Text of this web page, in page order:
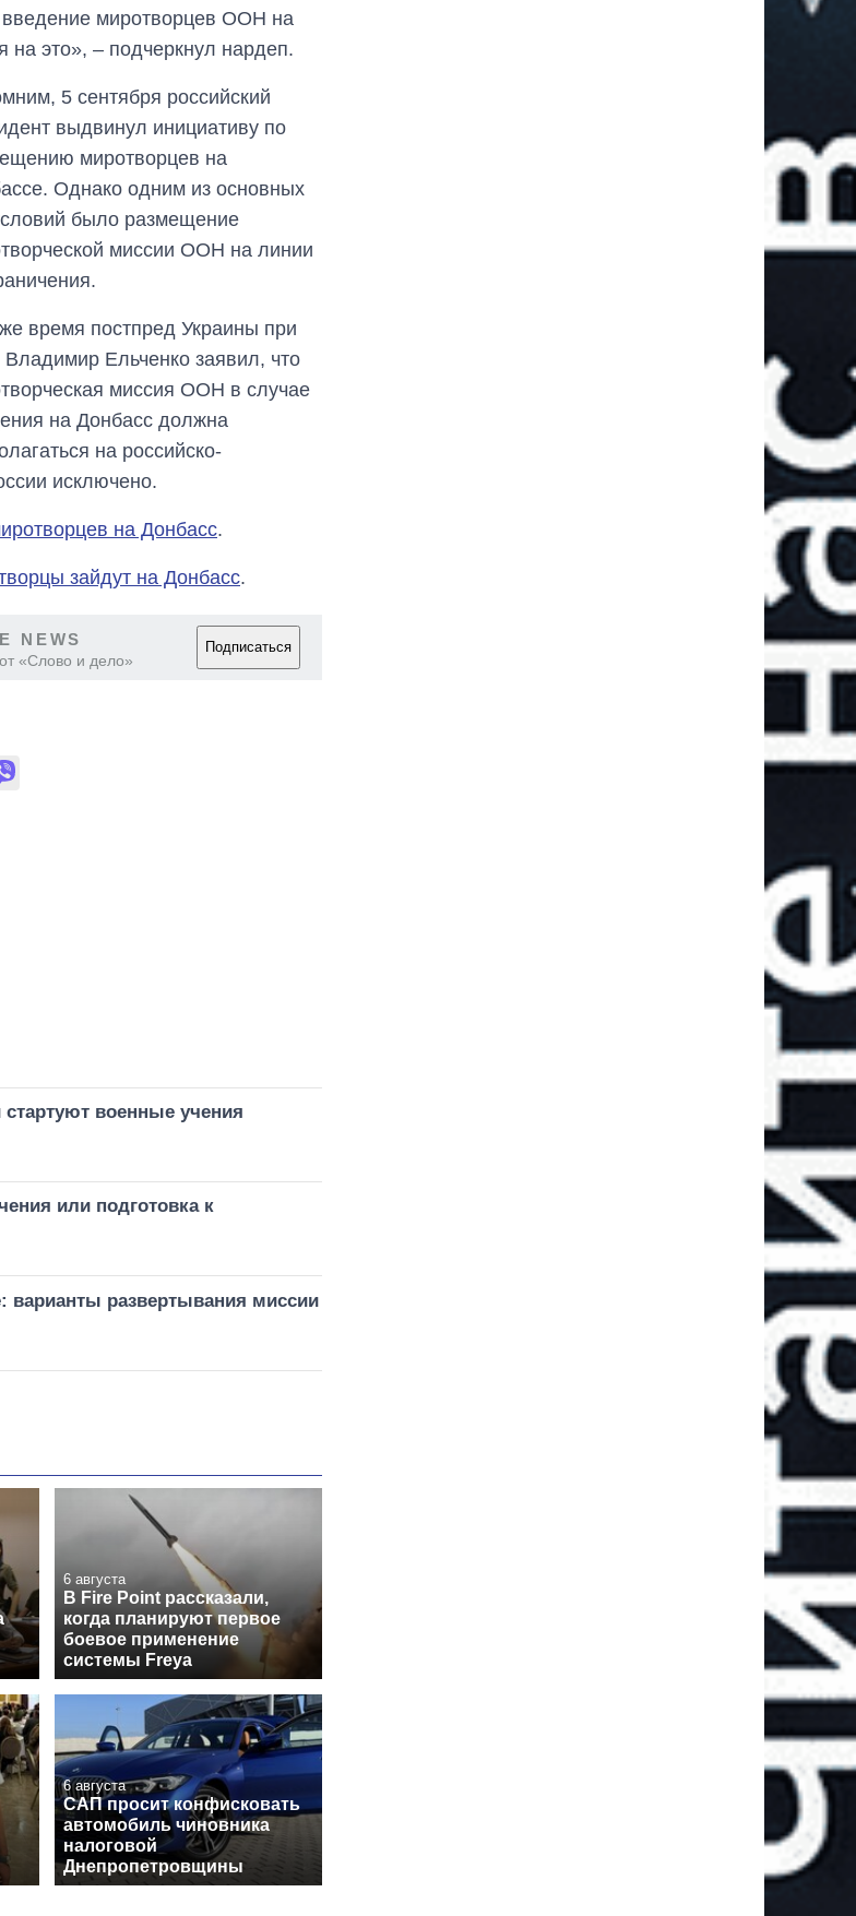
введение миротворцев ООН на
это», – подчеркнул нардеп.
5 сентября российский
выдвинул инициативу по
миротворцев на
Однако одним из основных
было размещение
миссии ООН на линии
время постпред Украины при
Ельченко заявил, что
миссия ООН в случае
на Донбасс должна
на российско-
исключено.
на Донбасс.
зайдут на Донбасс.
NEWS
«Слово и дело»
Подписаться
военные учения
или подготовка к
варианты развертывания миссии
6 августа
В Fire Point рассказали,
когда планируют первое
боевое применение
системы Freya
6 августа
САП просит конфисковать
автомобиль чиновника
налоговой
Днепропетровщины